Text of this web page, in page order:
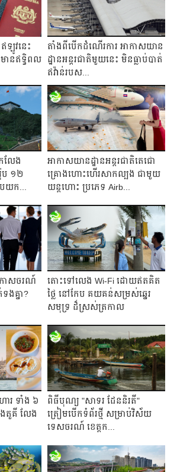
ឡូវនេះ
ានឥទ្ធិពល
តាំងពីបើកដំណើរការ អាកាសយាន
ដ្ឋានអន្តរជាតិមួយនេះ មិនធ្លាប់បាត់
ឥវ៉ាន់របស...
លែង
ប ១២
យក...
អាកាសយានដ្ឋានអន្តរជាតិតេជោ
គ្រោងហោះហើរសាកល្បង ជាមួយ
យន្តហោះ ប្រភេទ Airb...
កាសចរណ៍
ទងគ្នា?
តោះទៅលេង Wi-Fi ដោយឥតគិត
ថ្លៃ នៅកែប គយគន់សម្រស់ឆ្នេរ
សមុទ្រ ដ៏ស្រស់ត្រកាល
ារ ទាំង ៦
តួគី លែង
ពិធីបុណ្យ "សាទរ ដែននិរតី"
ត្រៀមបើកទំព័រថ្មី សម្រាប់វិស័យ
ទេសចរណ៍ ខេត្តក...